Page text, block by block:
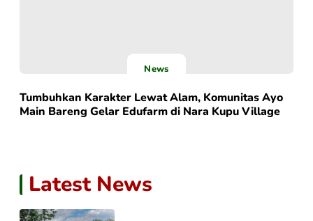
News
Tumbuhkan Karakter Lewat Alam, Komunitas Ayo
Main Bareng Gelar Edufarm di Nara Kupu Village
Latest News